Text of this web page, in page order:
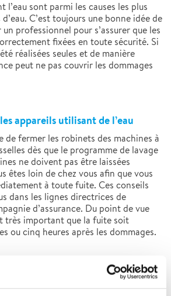
l’eau sont parmi les causes les plus
C’est toujours une bonne idée de
professionnel pour s’assurer que les
fixées en toute sécurité. Si
réalisées seules et de manière
peut ne pas couvrir les dommages
appareils utilisant de l’eau
de fermer les robinets des machines à
dès que le programme de lavage
ne doivent pas être laissées
êtes loin de chez vous afin que vous
à toute fuite. Ces conseils
dans les lignes directrices de
d’assurance. Du point de vue
très important que la fuite soit
ou cinq heures après les dommages.
que le réfrigérateur et le congélateur
Pour éviter les fuites, il faut veiller à